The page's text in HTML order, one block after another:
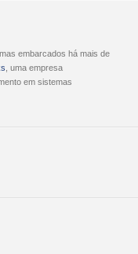
embarcados há mais de
, uma empresa
em sistemas